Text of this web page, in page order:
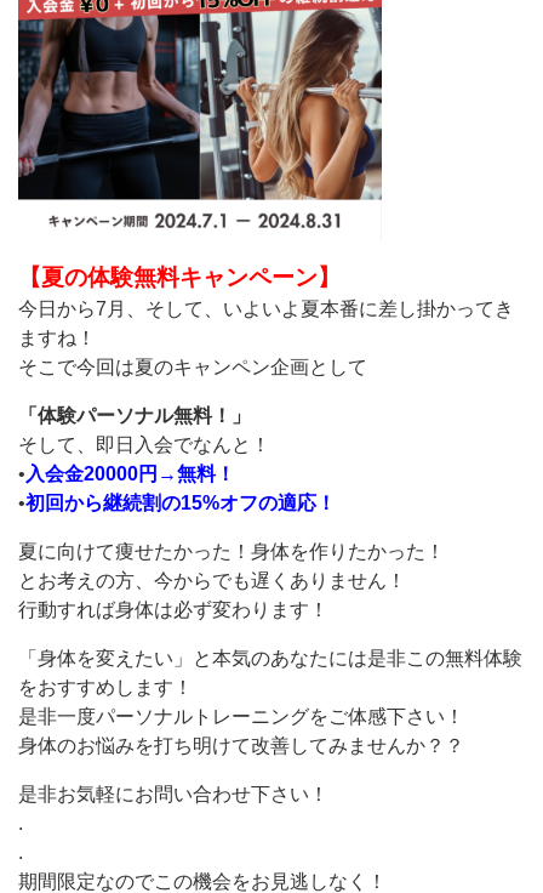
【夏の体験無料キャンペーン】
今日から7月、そして、いよいよ夏本番に差し掛かってき
ますね！
そこで今回は夏のキャンペン企画として
「体験パーソナル無料！」
そして、即日入会でなんと！
• 入会金20000円→無料！
•初回から継続割の15%オフの適応！
夏に向けて痩せたかった！身体を作りたかった！
とお考えの方、今からでも遅くありません！
行動すれば身体は必ず変わります！
「身体を変えたい」と本気のあなたには是非この無料体験
をおすすめします！
是非一度パーソナルトレーニングをご体感下さい！
身体のお悩みを打ち明けて改善してみませんか？？
是非お気軽にお問い合わせ下さい！
.
.
期間限定なのでこの機会をお見逃しなく！